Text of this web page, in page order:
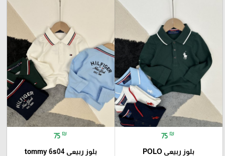
75 ₪
بلوز ربيعي POLO
75 ₪
بلوز ربيعي tommy 6s04